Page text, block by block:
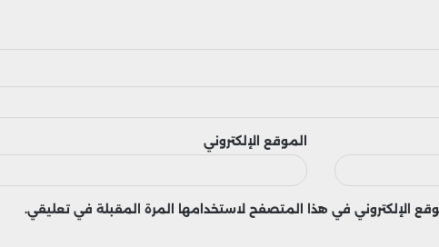
الموقع الإلكتروني
الإلكتروني في هذا المتصفح لاستخدامها المرة المقبلة في تعليقي.